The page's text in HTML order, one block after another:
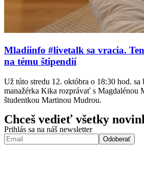
Mladiinfo #livetalk sa vracia.
na tému štipendií
Už túto stredu 12. októbra o 18:30 hod. sa
manažérka Kika rozprávať s Magdalénou
študentkou Martinou Mudrou.
Chceš vedieť všetky
Prihlás sa na náš newsletter